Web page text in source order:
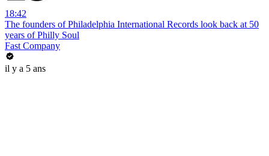
18:42
The founders of Philadelphia International Records look back at 50
years of Philly Soul
Fast Company
il y a 5 ans